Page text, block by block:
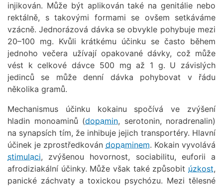
injikován. Může být aplikován také na genitálie nebo
rektálně, s takovými formami se ovšem setkáváme
vzácně. Jednorázová dávka se obvykle pohybuje mezi
20–100 mg. Kvůli krátkému účinku se často během
jednoho večera užívají opakované dávky, což může
vést k celkové dávce 500 mg až 1 g. U závislých
jedinců se může denní dávka pohybovat v řádu
několika gramů.
Mechanismus účinku kokainu spočívá ve zvýšení
hladin monoaminů (dopamin, serotonin, noradrenalin)
na synapsích tím, že inhibuje jejich transportéry. Hlavní
účinek je zprostředkován dopaminem. Kokain vyvolává
stimulaci, zvýšenou hovornost, sociabilitu, euforii a
afrodiziakální účinky. Může však také způsobit úzkost,
panické záchvaty a toxickou psychózu. Mezi tělesné